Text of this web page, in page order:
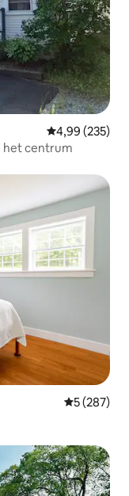
Gemiddelde
4,99 (235)
het centrum
5 (287)